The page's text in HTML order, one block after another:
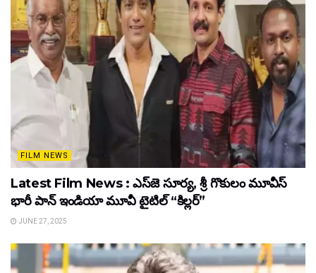
FILM NEWS
Latest Film News : ఎస్‌జె సూర్య, శ్రీ గొకులం మూవీస్‌
భారీ పాన్‌ ఇండియా మూవీ టైటిల్ “కిల్లర్”
JUNE 27, 2025